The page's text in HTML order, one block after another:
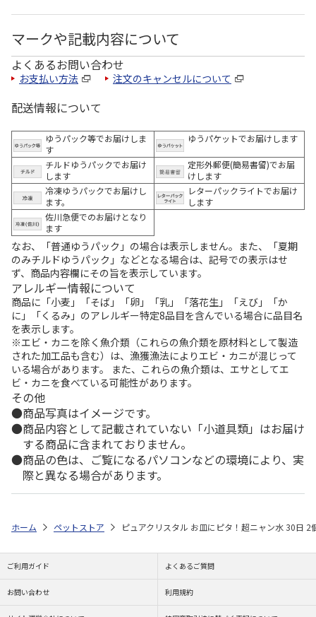
マークや記載内容について
よくあるお問い合わせ
お支払い方法 注文のキャンセルについて
配送情報について
ゆうパック等でお届けしま
す
ゆうパケットでお届けします
チルドゆうパックでお届け
します
定形外郵便(簡易書留)でお届
けします
冷凍ゆうパックでお届けし
ます。
レターパックライトでお届け
します
佐川急便でのお届けとなり
ます
なお、「普通ゆうパック」の場合は表示しません。また、「夏期
のみチルドゆうパック」などとなる場合は、記号での表示はせ
ず、商品内容欄にその旨を表示しています。
アレルギー情報について
商品に「小麦」「そば」「卵」「乳」「落花生」「えび」「か
に」「くるみ」のアレルギー特定8品目を含んでいる場合に品目名
を表示します。
※エビ・カニを除く魚介類（これらの魚介類を原材料として製造
された加工品も含む）は、漁獲漁法によりエビ・カニが混じって
いる場合があります。 また、これらの魚介類は、エサとしてエ
ビ・カニを食べている可能性があります。
その他
商品写真はイメージです。
商品内容として記載されていない「小道具類」はお届け
する商品に含まれておりません。
商品の色は、ご覧になるパソコンなどの環境により、実
際と異なる場合があります。
ホーム ペットストア ピュアクリスタル お皿にピタ！超ニャン水 30日 2
ご利用ガイド よくあるご質問
お問い合わせ 利用規約